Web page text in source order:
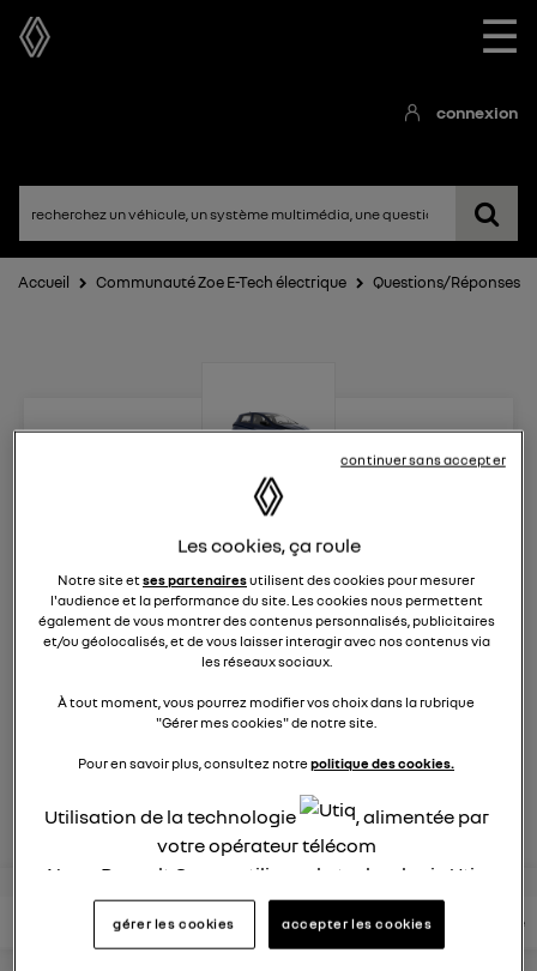
☰
connexion
Accueil Communauté Zoe E-Tech électrique Questions/Réponses
Zoe E-Tech électrique
électriques RENAULT
9270membres
la voiture citadine électrique qui ne change rien à votre
quotidien et ça change tout
posez une question
rejoignez
lire les questions lire les articles consultez votre notice
Les cookies, ça roule
Notre site etses partenairesutilisent des cookies pour mesurer
l'audience et la performance du site. Les cookies nous permettent
également de vous montrer des contenus personnalisés, publicitaires
et/ou géolocalisés, et de vous laisser interagir avec nos contenus via
les réseaux sociaux.
À tout moment, vous pourrez modifier vos choix dans la rubrique
"Gérer mes cookies" de notre site.
Pour en savoir plus, consultez notrepolitique des cookies.
Utilisation de la technologie
, alimentée par
votre opérateur télécom
Nous, Renault Group, utilisons la technologie Utiq
pour nos activités digitales (telles que décrites
dans cette notice de consentement) et liées à
gérer les cookies accepter les cookies
continuer sans accepter